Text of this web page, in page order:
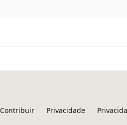
Contribuir Privacidade